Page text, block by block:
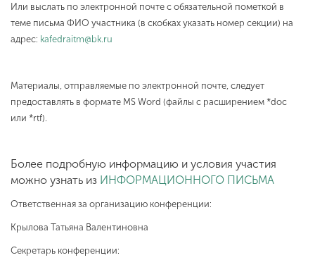
Или выслать по электронной почте с обязательной пометкой в
теме письма ФИО участника (в скобках указать номер секции) на
адрес: kafedraitm@bk.ru
Материалы, отправляемые по электронной почте, следует
предоставлять в формате MS Word (файлы с расширением *doc
или *rtf).
Более подробную информацию и условия участия
можно узнать из ИНФОРМАЦИОННОГО ПИСЬМА
Ответственная за организацию конференции:
Крылова Татьяна Валентиновна
Секретарь конференции: